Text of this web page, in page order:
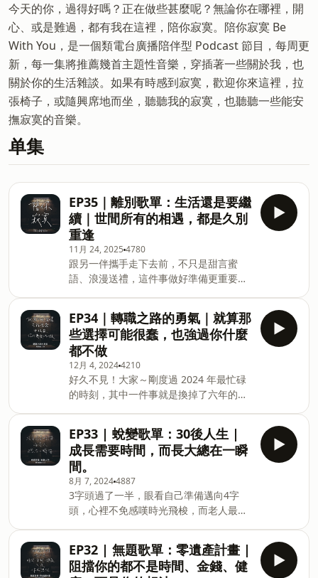
今天的你，過得好嗎？正在做些甚麼呢？無論你在哪裡，開
心、或是難過，都有我在這裡，陪你寂寞。陪你寂寞 Be
With You，是一個類電台廣播陪伴型 Podcast 節目，每周更
新，每一集將推薦幾首主題性音樂，穿插著一些關於我，也
關於你的生活雜談。如果有時感到寂寞，歡迎你來這裡，拉
張椅子，或隨興席地而坐，聽聽我的寂寞，也聽聽一些能安
撫寂寞的音樂。
单集
EP35｜離別歌單：生活還是要繼
續｜世間所有的相遇，都是久別
重逢
11月 24, 2025 4780
跟另一伴攜手走下去前，不只是甜言蜜
語、浪漫送禮，這件事做好準備更重要！
和承諾。別讓對健康的傷害變成愛情的阻
礙，為彼此主動做好HPV預防才能說是
「真愛」。立即諮詢醫師，展現你對愛的
承諾。男女1+1 主動防禦HPV(人類乳突病
毒)https://fstry.pse.is/95rppg —— 以上
為 Firstory Podcast 廣告 —— 暫別了，
朋友們，謝謝你們陪我做了一場夢，繼續
品嚐人生吧，未來再見，有緣的話。 加入
會員，支持節目：
https://bewithyou.firstory.io/join 留言
告訴我你對這一集的想法：
https://open.firstory.me/user/
💡&nbsp;本集重點精選 (00:03:12) 其實
我很清楚節目真的不好
EP34｜轉職之路的勇氣｜就算那
些選擇可能很蠢，也強過你什麼
都不做
12月 4, 20244210
好久不見！大家～剛度過 2024 年最忙碌
的時刻，其中一件事就是換掉了六年的原
職過程中的奇妙插曲，也說說我是如何在
兩份工作之間，做出艱難的選擇，不藏私
與你分享一套系統性的判斷法則～有機會
再聊聊這次的出國心得，是個會想一去再
去，舒服的好地方呢～ 小額贊助：
https://open.firstory.me/user/
留言想法：
https://open.firstory.me/user/
💡&nbsp;本集重點精選 (00:02:13) 故事
樹洞可以讓你丟進任何秘密 (00:08:26) 錢
多事少離家近的工作反而很痛苦？
EP33 | 蛻變歌單：30後人生 |
成長需要時間，而長大總在一瞬
間。
8月 7, 20244887
3字頭過了一半，眼看自己準備邁向4字
頭，心裡不免感嘆時光飛梭，而老人最擅
自己的2字頭人生，那真是充滿混亂卻又
美好的十年...而走過曾經徬徨無助的人生
後，觀念上有了那些變化？本集就用我從
EP32 | 無題歌單：零遺產計畫 |
阻擋你的都不是時間、金錢、健